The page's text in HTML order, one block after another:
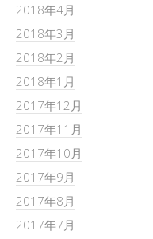
2018年4月
2018年3月
2018年2月
2018年1月
2017年12月
2017年11月
2017年10月
2017年9月
2017年8月
2017年7月